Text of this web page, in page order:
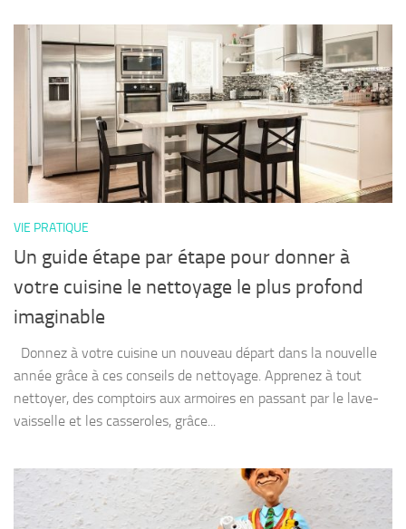
VIE PRATIQUE
Un guide étape par étape pour donner à
votre cuisine le nettoyage le plus profond
imaginable
Donnez à votre cuisine un nouveau départ dans la nouvelle
année grâce à ces conseils de nettoyage. Apprenez à tout
nettoyer, des comptoirs aux armoires en passant par le lave-
vaisselle et les casseroles, grâce...